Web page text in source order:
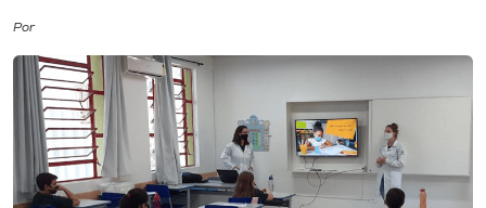
Cultura
CPA
Biblioteca
Por